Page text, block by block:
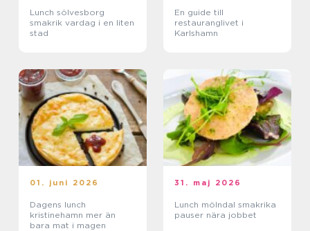
Lunch sölvesborg
smakrik vardag i en liten
stad
En guide till
restauranglivet i
Karlshamn
01. juni 2026
Dagens lunch
kristinehamn mer än
bara mat i magen
31. maj 2026
Lunch mölndal smakrika
pauser nära jobbet